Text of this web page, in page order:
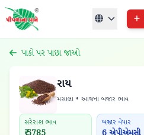
પાકો પર પાછા જાઓ
રાય
મસાલા • આજના બજાર ભાવ
સરેરાશ ભાવ બજાર વેપાર